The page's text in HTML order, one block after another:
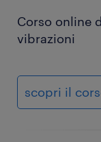
Corso online
vibrazioni
scopri il